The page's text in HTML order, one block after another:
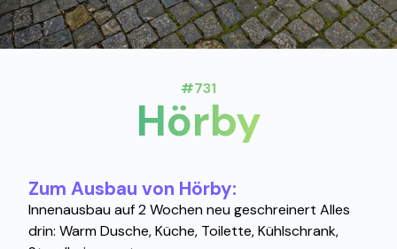
#731
Hörby
Zum Ausbau von Hörby:
Innenausbau auf 2 Wochen neu geschreinert Alles
drin: Warm Dusche, Küche, Toilette, Kühlschrank,